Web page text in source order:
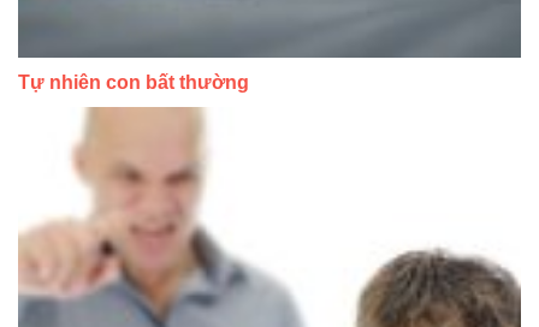
Tự nhiên con bất thường